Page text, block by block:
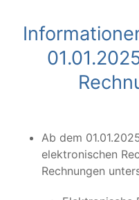
Ab dem
elektronischen
Rechnungen